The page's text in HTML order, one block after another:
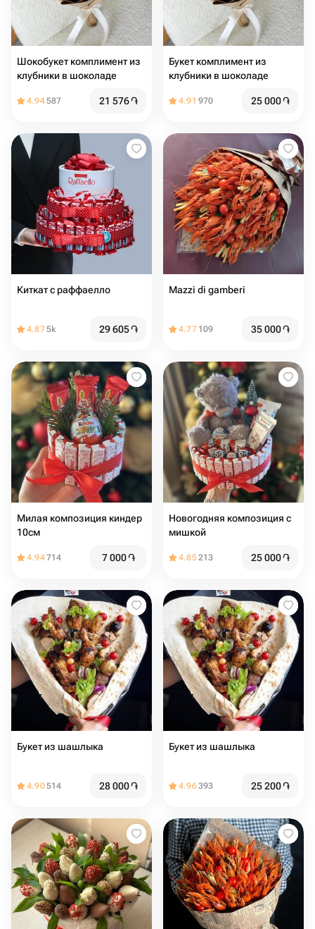
Шокобукет комплимент из
клубники в шоколаде
4.94587 21 576֏
Букет комплимент из
клубники в шоколаде
4.91 970 25 000֏
Киткат с раффаелло
4.875k 29 605֏
Mazzi di gamberi
4.77 109 35 000֏
Милая композиция киндер
10см
4.94714 7 000֏
Новогодняя композиция с
мишкой
4.85213 25 000֏
Букет из шашлыка
4.90514 28 000֏
Букет из шашлыка
4.96393 25 200֏